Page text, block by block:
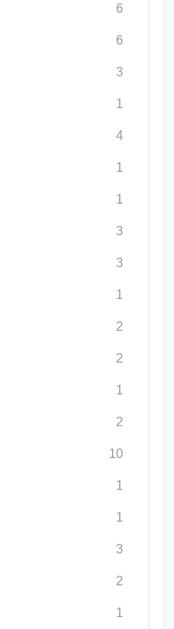
6
6
3
1
4
1
1
3
3
1
2
2
1
2
10
1
1
3
2
1